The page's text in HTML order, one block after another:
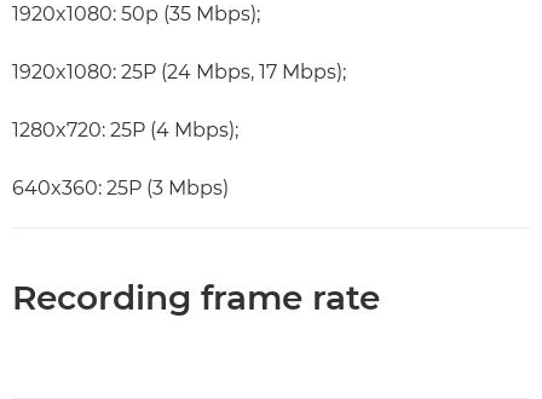
1920x1080: 50p (35 Mbps);
1920x1080: 25P (24 Mbps, 17 Mbps);
1280x720: 25P (4 Mbps);
640x360: 25P (3 Mbps)
Recording frame rate